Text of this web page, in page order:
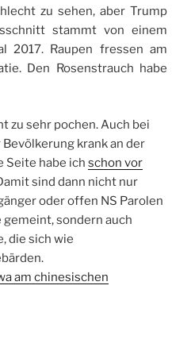
zu sehen, aber Trump
stammt von einem
2017. Raupen fressen am
Den Rosenstrauch habe
zu sehr pochen. Auch bei
krank an der
Seite habe ich schon vor
sind dann nicht nur
oder offen NS Parolen
sondern auch
die sich wie
am chinesischen